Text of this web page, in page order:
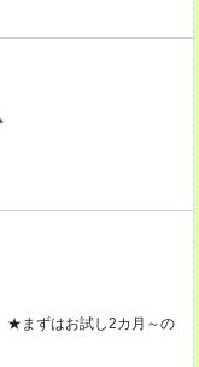
★まずはお試し2カ月～の